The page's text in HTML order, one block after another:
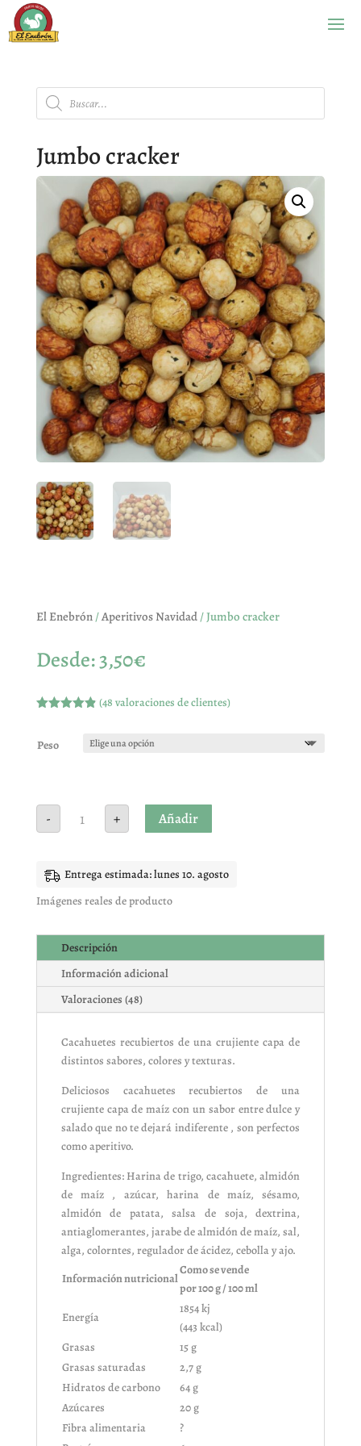
Búsqueda
de
productos
Jumbo cracker
El Enebrón/Aperitivos Navidad/ Jumbo cracker
Desde:3,50€
5 en base
a
(48 valoraciones de clientes)
Peso
- cracker
cantidad
+ Añadir
Entrega estimada: lunes 10. agosto
Imágenes reales de producto
Descripción
Información adicional
Valoraciones (48)
Cacahuetes recubiertos de una crujiente capa de
distintos sabores, colores y texturas.
Deliciosos cacahuetes recubiertos de una
crujiente capa de maíz con un sabor entre dulce y
salado que no te dejará indiferente , son perfectos
como aperitivo.
Ingredientes: Harina de trigo, cacahuete, almidón
de maíz , azúcar, harina de maíz, sésamo,
almidón de patata, salsa de soja, dextrina,
antiaglomerantes, jarabe de almidón de maíz, sal,
alga, colorntes, regulador de ácidez, cebolla y ajo.
Información nutricional
Como se vende
por 100 g / 100 ml
Energía
1854 kj
(443 kcal)
Grasas
15 g
Grasas saturadas
2,7 g
Hidratos de carbono
64 g
Azúcares
20 g
Fibra alimentaria
?